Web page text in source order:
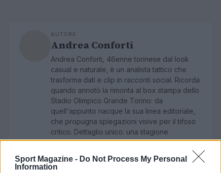
Sport Magazine - Do Not Process My Personal
Information
AUTORE
Andrea Conforti
Andrea Conforti, 46enne torinese dal look
casual e naturale, è un analista tattico che
trasforma dati e clip in racconti social. Ricorda
quando annotò la rimonta al box stampa dello
Stadio Olimpico Grande Torino: da
quell'appunto nacque la sua linea editoriale,
che propugna spiegazioni visive per il tifoso
critico. Dettaglio unico: una stagione
allenatore under15 al Chieri e ciclista urbano.